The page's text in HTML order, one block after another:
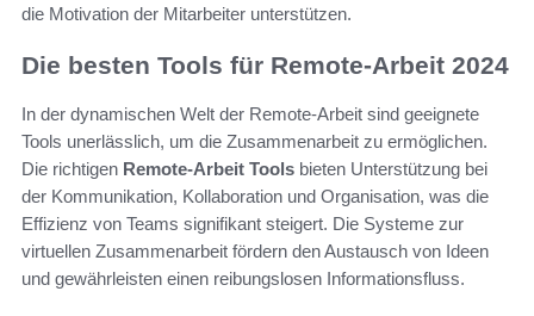
die Motivation der Mitarbeiter unterstützen.
Die besten Tools für Remote-Arbeit 2024
In der dynamischen Welt der Remote-Arbeit sind geeignete
Tools unerlässlich, um die Zusammenarbeit zu ermöglichen.
Die richtigen Remote-Arbeit Tools bieten Unterstützung bei
der Kommunikation, Kollaboration und Organisation, was die
Effizienz von Teams signifikant steigert. Die Systeme zur
virtuellen Zusammenarbeit fördern den Austausch von Ideen
und gewährleisten einen reibungslosen Informationsfluss.